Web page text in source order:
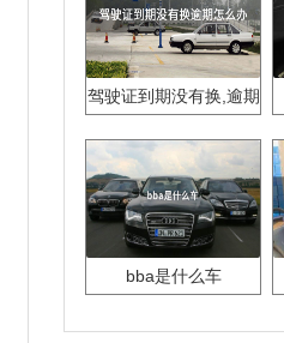
驾驶证到期没有换,逾期
bba是什么车